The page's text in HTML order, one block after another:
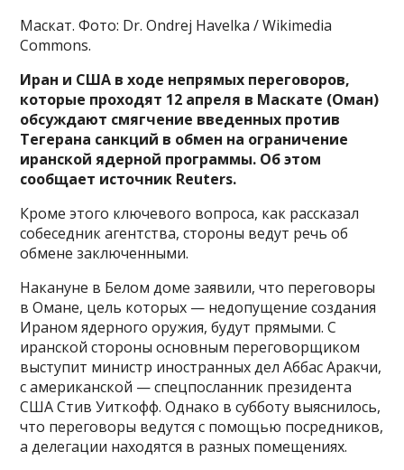
Маскат. Фото: Dr. Ondrej Havelka / Wikimedia
Commons.
Иран и США в ходе непрямых переговоров,
которые проходят 12 апреля в Маскате (Оман)
обсуждают смягчение введенных против
Тегерана санкций в обмен на ограничение
иранской ядерной программы. Об этом
сообщает источник Reuters.
Кроме этого ключевого вопроса, как рассказал
собеседник агентства, стороны ведут речь об
обмене заключенными.
Накануне в Белом доме заявили, что переговоры
в Омане, цель которых — недопущение создания
Ираном ядерного оружия, будут прямыми. С
иранской стороны основным переговорщиком
выступит министр иностранных дел Аббас Аракчи,
с американской — спецпосланник президента
США Стив Уиткофф. Однако в субботу выяснилось,
что переговоры ведутся с помощью посредников,
а делегации находятся в разных помещениях.